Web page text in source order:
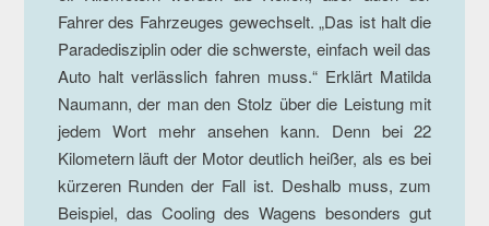
Fahrer des Fahrzeuges gewechselt. „Das ist halt die
Paradedisziplin oder die schwerste, einfach weil das
Auto halt verlässlich fahren muss.“ Erklärt Matilda
Naumann, der man den Stolz über die Leistung mit
jedem Wort mehr ansehen kann. Denn bei 22
Kilometern läuft der Motor deutlich heißer, als es bei
kürzeren Runden der Fall ist. Deshalb muss, zum
Beispiel, das Cooling des Wagens besonders gut